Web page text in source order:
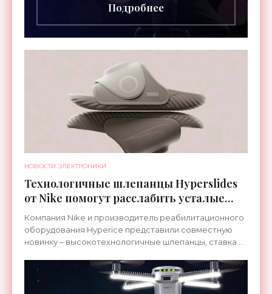
Подробнее
НОВОСТИ ЭЛЕКТРОНИКИ
Технологичные шлепанцы Hyperslides
от Nike помогут расслабить усталые
ноги после тренировки - «Гаджеты»
Компания Nike и производитель реабилитационного
оборудования Hyperice представили совместную
новинку – высокотехнологичные шлепанцы, ставка в